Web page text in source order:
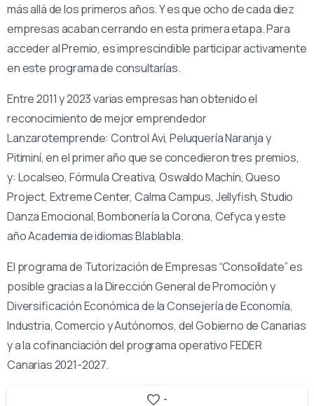
más allá de los primeros años. Y es que ocho de cada diez
empresas acaban cerrando en esta primera etapa. Para
acceder al Premio, es imprescindible participar activamente
en este programa de consultarías.
Entre 2011 y 2023 varias empresas han obtenido el
reconocimiento de mejor emprendedor
Lanzarotemprende: Control Avi, Peluquería Naranja y
Pitiminí, en el primer año que se concedieron tres premios,
y: Localseo, Fórmula Creativa, Oswaldo Machín, Queso
Project, Extreme Center, Calma Campus, Jellyfish, Studio
Danza Emocional, Bombonería la Corona, Cefyca y este
año Academia de idiomas Blablabla.
El programa de Tutorización de Empresas “Consolídate” es
posible gracias a la Dirección General de Promoción y
Diversificación Económica de la Consejería de Economía,
Industria, Comercio y Autónomos, del Gobierno de Canarias
ya la cofinanciación del programa operativo FEDER
Canarias 2021-2027.
-